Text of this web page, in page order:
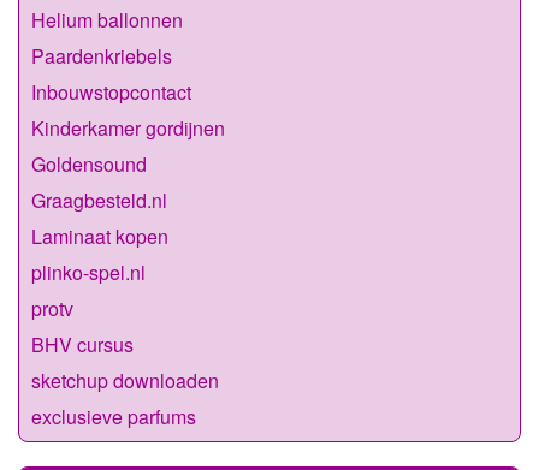
Helium ballonnen
Paardenkriebels
Inbouwstopcontact
Kinderkamer gordijnen
Goldensound
Graagbesteld.nl
Laminaat kopen
plinko-spel.nl
protv
BHV cursus
sketchup downloaden
exclusieve parfums